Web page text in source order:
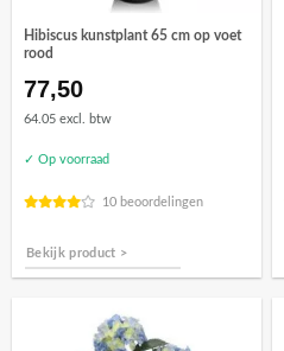
Hibiscus kunstplant 65 cm op voet
rood
77,50
64.05 excl. btw
✓ Op voorraad
10 beoordelingen
Bekijk product >